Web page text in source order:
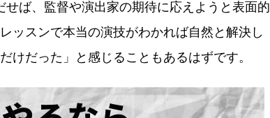
ば、監督や演出家の期待に応えようと表面的
ッスンで本当の演技がわかれば自然と解決し
けだった」と感じることもあるはずです。